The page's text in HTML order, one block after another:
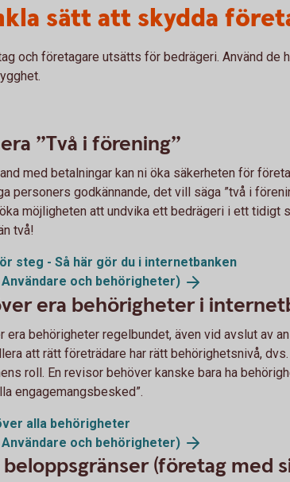
sätt att skydda
och företagare utsätts för bedrägeri. Använd de
”Två i förening”
med betalningar kan ni öka säkerheten för
personers godkännande, det vill säga ”två i
möjligheten att undvika ett bedrägeri i ett tidigt
två!
steg - Så här gör du i internetbanken
och behörigheter)
era behörigheter i
era behörigheter regelbundet, även vid avslut av
att rätt företrädare har rätt behörighetsnivå,
roll. En revisor behöver kanske bara ha
engagemangsbesked”.
alla behörigheter
och behörigheter)
(företag med